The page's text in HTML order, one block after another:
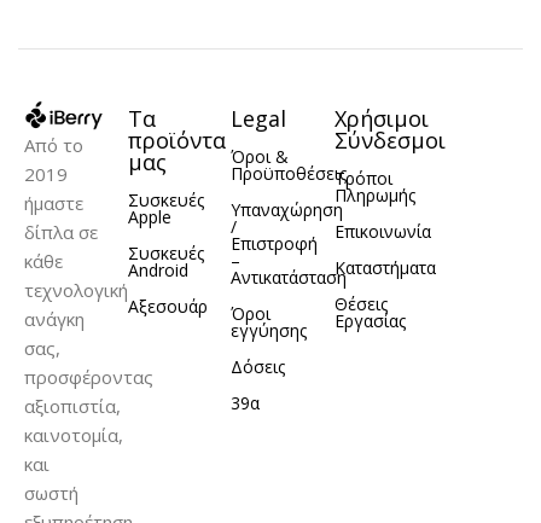
ΜΟΝΤΈΛΟ
iPhone 11
Black,Black/Gold,
Navy Blue ,Orange
Purple
Από το
2019
ήμαστε
δίπλα σε
κάθε
τεχνολογική
ανάγκη
σας,
προσφέροντας
αξιοπιστία,
καινοτομία,
και
σωστή
Τα
προϊόντα
μας
Συσκευές
Apple
Συσκευές
Android
Αξεσουάρ
Legal
Όροι &
Προϋποθέσεις
Υπαναχώρηση
/
Επιστροφή
–
Αντικατάσταση
Όροι
εγγύησης
Δόσεις
39α
Χρήσιμοι
Σύνδεσμοι
Τρόποι
Πληρωμής
Επικοινωνία
Καταστήματα
Θέσεις
Εργασίας